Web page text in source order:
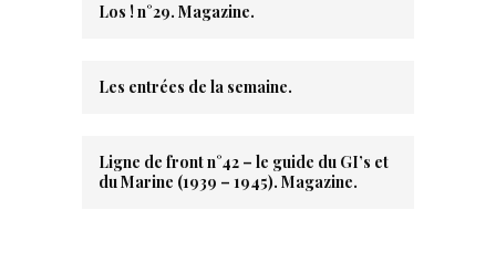
Los ! n°29. Magazine.
Les entrées de la semaine.
Ligne de front n°42 – le guide du GI’s et
du Marine (1939 – 1945). Magazine.